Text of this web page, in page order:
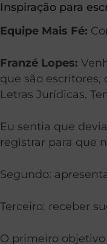
Inspiração para
Equipe Mais Fé:
Franzé Lopes:
que são
Letras Jurídicas.
Eu sentia que
registrar para que
Segundo:
Terceiro: receber
O primeiro